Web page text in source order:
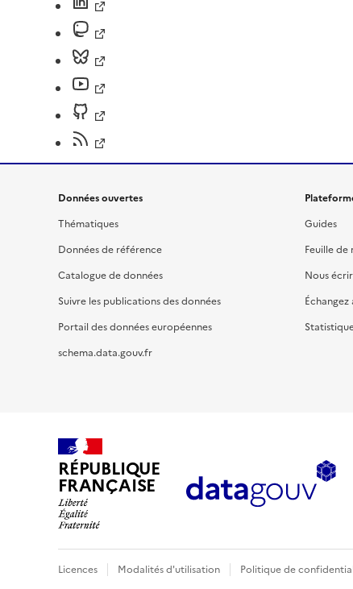
Données ouvertes
Thématiques
Données de référence
Catalogue de données
Suivre les publications des données
Portail des données européennes
schema.data.gouv.fr
Guides
Feuille
Nous
RÉPUBLIQUE
FRANÇAISE
Licences Modalités d'utilisation Politique de